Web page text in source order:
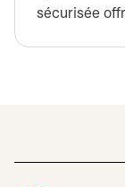
sécurisée